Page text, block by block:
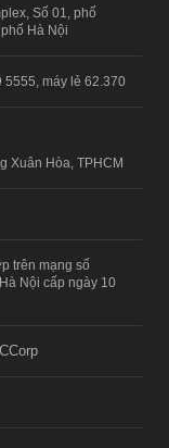
Số 01, phố
Hà Nội
5555, máy lẻ 62.370
Xuân Hòa, TPHCM
trên mạng số
Nội cấp ngày 10